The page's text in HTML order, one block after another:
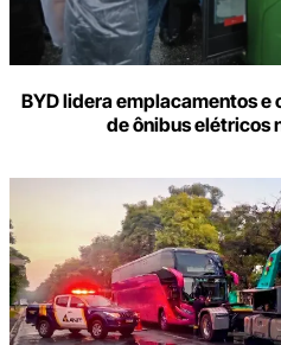
BYD lidera emplacamentos e
de ônibus elétricos